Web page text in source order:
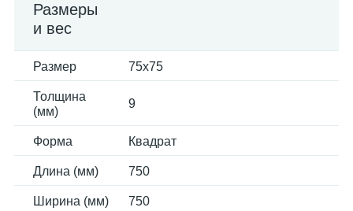
Размеры
и вес
Размер 75x75
Толщина
(мм)
9
Форма Квадрат
Длина (мм) 750
Ширина (мм) 750